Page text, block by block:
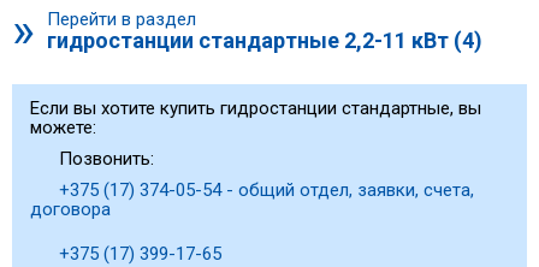
» Перейти в раздел
гидростанции стандартные 2,2-11 кВт (4)
Если вы хотите купить гидростанции стандартные, вы
можете:
Позвонить:
+375 (17) 374-05-54 - общий отдел, заявки, счета,
договора
+375 (17) 399-17-65